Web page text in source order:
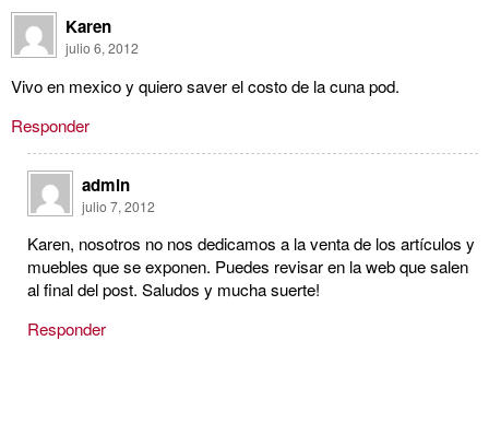
Karen
julio 6, 2012
Vivo en mexico y quiero saver el costo de la cuna pod.
Responder
admin
julio 7, 2012
Karen, nosotros no nos dedicamos a la venta de los artículos y
muebles que se exponen. Puedes revisar en la web que salen
al final del post. Saludos y mucha suerte!
Responder